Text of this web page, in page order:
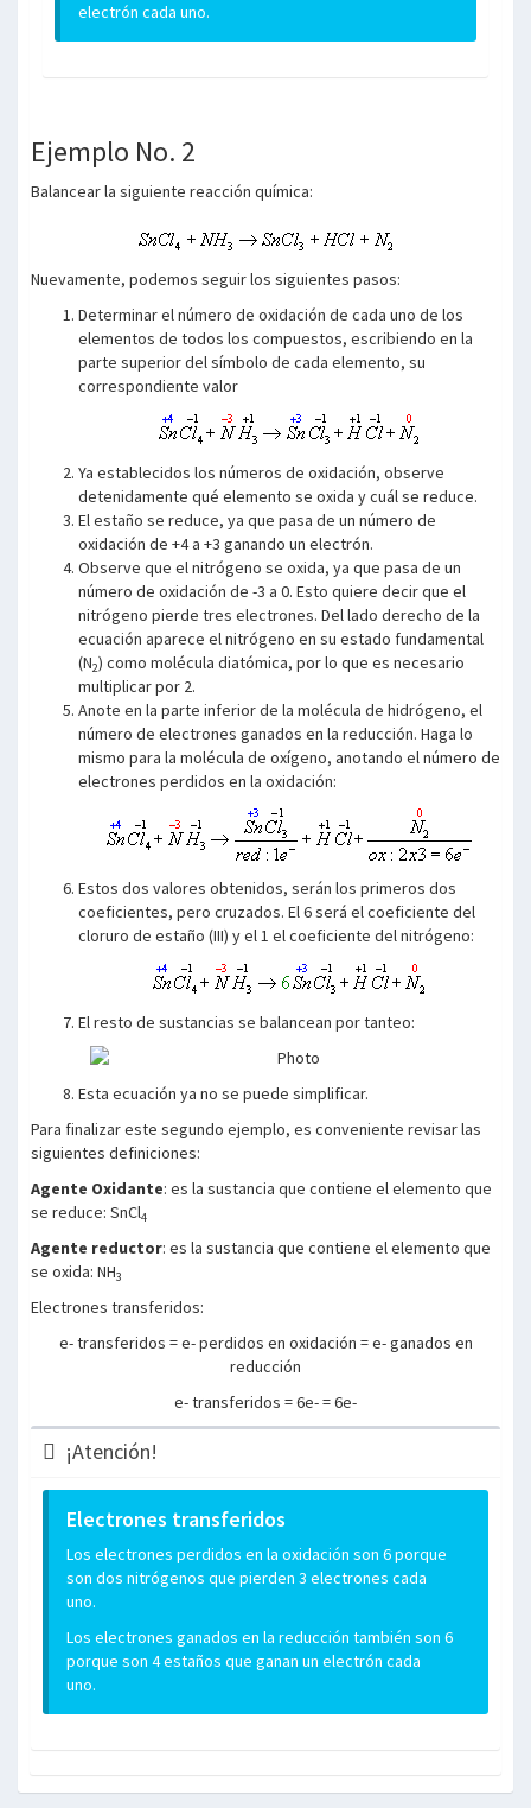
electrón cada uno.
Ejemplo No. 2
Balancear la siguiente reacción química:
Nuevamente, podemos seguir los siguientes pasos:
Determinar el número de oxidación de cada uno de los
elementos de todos los compuestos, escribiendo en la
parte superior del símbolo de cada elemento, su
correspondiente valor
Ya establecidos los números de oxidación, observe
detenidamente qué elemento se oxida y cuál se reduce.
El estaño se reduce, ya que pasa de un número de
oxidación de +4 a +3 ganando un electrón.
Observe que el nitrógeno se oxida, ya que pasa de un
número de oxidación de -3 a 0. Esto quiere decir que el
nitrógeno pierde tres electrones. Del lado derecho de la
ecuación aparece el nitrógeno en su estado fundamental
(N2) como molécula diatómica, por lo que es necesario
multiplicar por 2.
Anote en la parte inferior de la molécula de hidrógeno, el
número de electrones ganados en la reducción. Haga lo
mismo para la molécula de oxígeno, anotando el número de
electrones perdidos en la oxidación:
Estos dos valores obtenidos, serán los primeros dos
coeficientes, pero cruzados. El 6 será el coeficiente del
cloruro de estaño (III) y el 1 el coeficiente del nitrógeno:
El resto de sustancias se balancean por tanteo:
Esta ecuación ya no se puede simplificar.
Para finalizar este segundo ejemplo, es conveniente revisar las
siguientes definiciones:
Agente Oxidante: es la sustancia que contiene el elemento que
se reduce: SnCl4
Agente reductor: es la sustancia que contiene el elemento que
se oxida: NH3
Electrones transferidos:
e- transferidos = e- perdidos en oxidación = e- ganados en
reducción
e- transferidos = 6e- = 6e-
¡Atención!
Electrones transferidos
Los electrones perdidos en la oxidación son 6 porque
son dos nitrógenos que pierden 3 electrones cada
uno.
Los electrones ganados en la reducción también son 6
porque son 4 estaños que ganan un electrón cada
uno.